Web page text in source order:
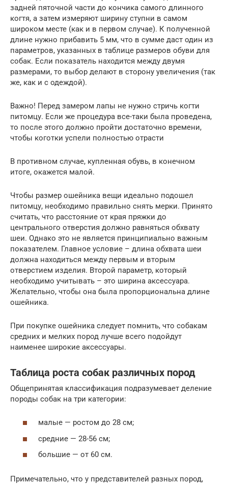
задней пяточной части до кончика самого длинного
когтя, а затем измеряют ширину ступни в самом
широком месте (как и в первом случае). К полученной
длине нужно прибавить 5 мм, что в сумме даст один из
параметров, указанных в таблице размеров обуви для
собак. Если показатель находится между двумя
размерами, то выбор делают в сторону увеличения (так
же, как и с одеждой).
Важно! Перед замером лапы не нужно стричь когти
питомцу. Если же процедура все-таки была проведена,
то после этого должно пройти достаточно времени,
чтобы коготки успели полностью отрасти
В противном случае, купленная обувь, в конечном
итоге, окажется малой.
Чтобы размер ошейника вещи идеально подошел
питомцу, необходимо правильно снять мерки. Принято
считать, что расстояние от края пряжки до
центрального отверстия должно равняться обхвату
шеи. Однако это не является принципиально важным
показателем. Главное условие – длина обхвата шеи
должна находиться между первым и вторым
отверстием изделия. Второй параметр, который
необходимо учитывать – это ширина аксессуара.
Желательно, чтобы она была пропорциональна длине
ошейника.
При покупке ошейника следует помнить, что собакам
средних и мелких пород лучше всего подойдут
наименее широкие аксессуары.
Таблица роста собак различных пород
Общепринятая классификация подразумевает деление
породы собак на три категории:
малые — ростом до 28 см;
средние — 28-56 см;
большие — от 60 см.
Примечательно, что у представителей разных пород,